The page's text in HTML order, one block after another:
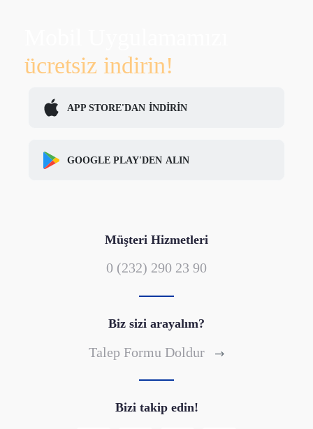
ücretsiz indirin!
APP STORE'DAN İNDİRİN
GOOGLE PLAY'DEN ALIN
Müşteri Hizmetleri
0 (232) 290 23 90
Biz sizi arayalım?
Talep Formu Doldur
Bizi takip edin!